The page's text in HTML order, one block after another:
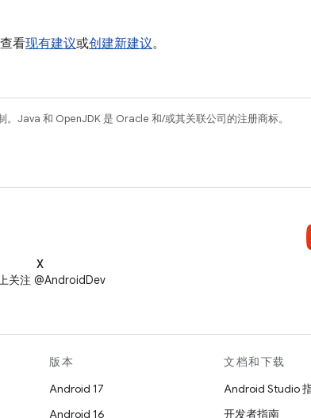
看现有建议或创建新建议。
。Java 和 OpenJDK 是 Oracle 和/或其关联公司的注册商标。
X
关注 @AndroidDev
版本
Android 17
Android 16
文档和下载
Android Studio
开发者指南